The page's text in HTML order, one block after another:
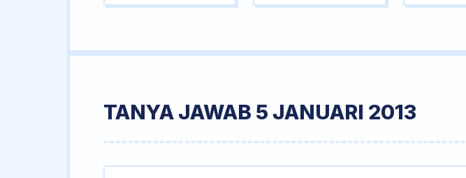
TANYA JAWAB 5 JANUARI 2013